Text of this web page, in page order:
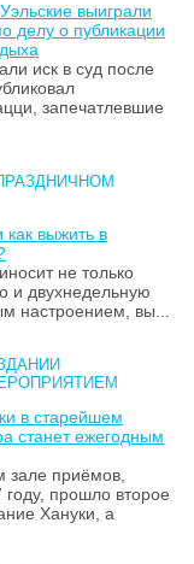
выиграли
делу о публикации
иск в суд после
запечатлевшие
как выжить в
не только
и двухнедельную
настроением, вы...
в старейшем
станет ежегодным
зале приёмов,
прошло второе
Хануки, а